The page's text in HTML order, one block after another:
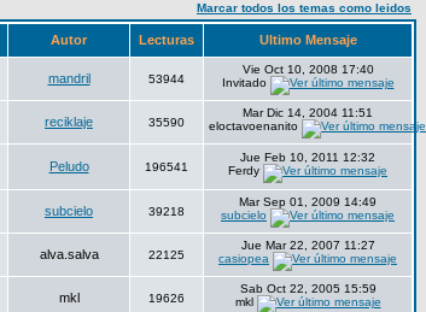
Marcar todos los temas como leidos
Autor Lecturas Ultimo Mensaje
mandril 53944
Vie Oct 10, 2008 17:40
Invitado
reciklaje 35590
Mar Dic 14, 2004 11:51
eloctavoenanito
Peludo 196541
Jue Feb 10, 2011 12:32
Ferdy
subcielo 39218
Mar Sep 01, 2009 14:49
subcielo
alva.salva 22125
Jue Mar 22, 2007 11:27
casiopea
mkl 19626
Sab Oct 22, 2005 15:59
mkl